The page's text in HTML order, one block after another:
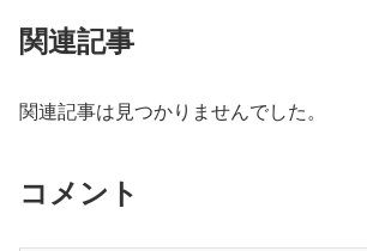
関連記事
関連記事は見つかりませんでした。
コメント